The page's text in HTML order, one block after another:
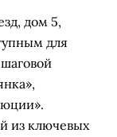
дом 5,
для
из ключевых